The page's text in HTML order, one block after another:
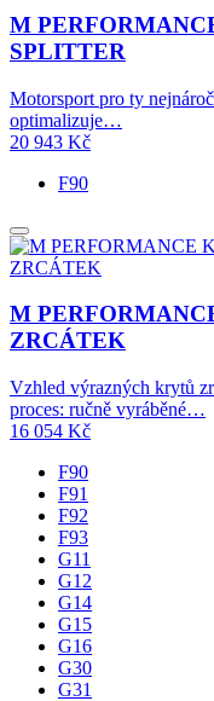
M
SPLITTER
Motorsport pro ty
optimalizuje…
20 943 Kč
F90
M
ZRCÁTEK
Vzhled výrazných krytů
proces: ručně vyráběné…
16 054 Kč
F90
F91
F92
F93
G11
G12
G14
G15
G16
G30
G31